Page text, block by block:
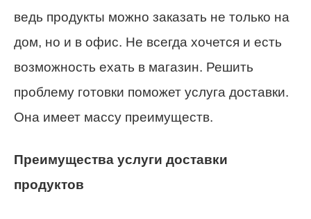
ведь продукты можно заказать не только на
дом, но и в офис. Не всегда хочется и есть
возможность ехать в магазин. Решить
проблему готовки поможет услуга доставки.
Она имеет массу преимуществ.
Преимущества услуги доставки
продуктов